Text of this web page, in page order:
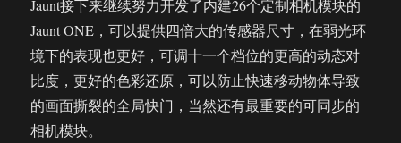
Jaunt接下来继续努力开发了内建26个定制相机模块的
Jaunt ONE，可以提供四倍大的传感器尺寸，在弱光环
境下的表现也更好，可调十一个档位的更高的动态对
比度，更好的色彩还原，可以防止快速移动物体导致
的画面撕裂的全局快门，当然还有最重要的可同步的
相机模块。